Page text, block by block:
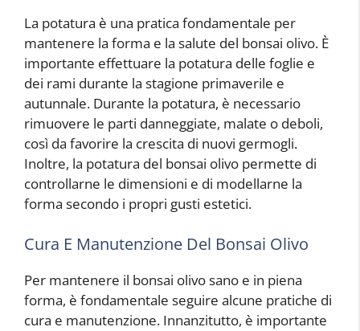
La potatura è una pratica fondamentale per
mantenere la forma e la salute del bonsai olivo. È
importante effettuare la potatura delle foglie e
dei rami durante la stagione primaverile e
autunnale. Durante la potatura, è necessario
rimuovere le parti danneggiate, malate o deboli,
così da favorire la crescita di nuovi germogli.
Inoltre, la potatura del bonsai olivo permette di
controllarne le dimensioni e di modellarne la
forma secondo i propri gusti estetici.
Cura E Manutenzione Del Bonsai Olivo
Per mantenere il bonsai olivo sano e in piena
forma, è fondamentale seguire alcune pratiche di
cura e manutenzione. Innanzitutto, è importante